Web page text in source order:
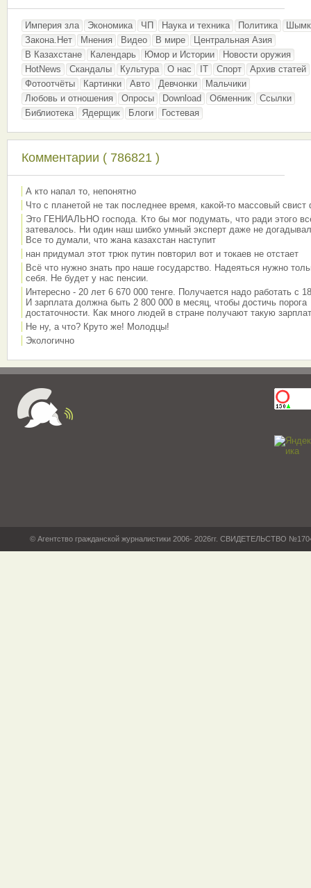
Империя зла Экономика ЧП Наука и техника Политика
Закона.Нет
Мнения Видео В мире
Центральная Азия
В Казахстане
Календарь Юмор и Истории
Новости оружия
HotNews
Скандалы Культура О нас IT Спорт
Архив статей
Фотоотчёты
Картинки Авто Девчонки
Мальчики
Любовь и отношения
Опросы Download Обменник
Ссылки
Библиотека
Ядерщик Блоги Гостевая
Комментарии ( 786821 )
А кто напал то, непонятно
Что с планетой не так последнее время, какой-то массовый свист
Это ГЕНИАЛЬНО господа. Кто бы мог подумать, что ради этого
затевалось. Ни один наш шибко умный эксперт даже не
Все то думали, что жана казахстан наступит
нан придумал этот трюк путин повторил вот и токаев не отстает
Всё что нужно знать про наше государство. Надеяться нужно
себя. Не будет у нас пенсии.
Интересно - 20 лет 6 670 000 тенге. Получается надо работать с
И зарплата должна быть 2 800 000 в месяц, чтобы достичь порога
достаточности. Как много людей в стране получают такую
Не ну, а что? Круто же! Молодцы!
Экологично
© Агентство гражданской журналистики 2006- 2026гг. СВИДЕТЕЛЬСТВО